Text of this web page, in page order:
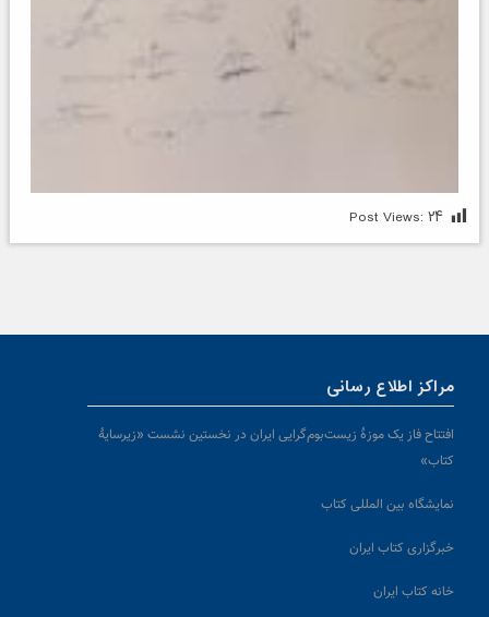
Post Views: ۲۴
مراکز اطلاع رسانی
افتتاح فاز یک موزۀ زیست‌بوم‌گرایی ایران در نخستین نشست «زیرسایۀ
کتاب»
نمایشگاه بین المللی کتاب
خبرگزاری کتاب ایران
خانه کتاب ایران